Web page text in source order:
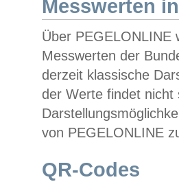
Messwerten
Über PEGELONLINE
Messwerten der
derzeit klassische
der Werte findet
von PEGELONLINE
QR-Codes